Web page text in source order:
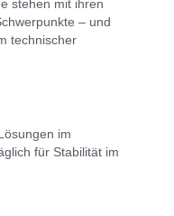
stehen mit ihren
– und
technischer
im
für Stabilität im